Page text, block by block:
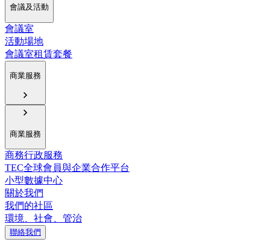
會議及活動
會議室
活動場地
會議室租賃套餐
商業服務
商業服務
商務行政服務
TEC全球會員與企業合作平台
小型數據中心
關於我們
我們的社區
環境、社會、管治
聯絡我們